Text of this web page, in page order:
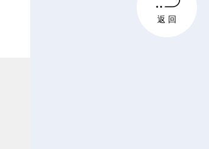
返 回